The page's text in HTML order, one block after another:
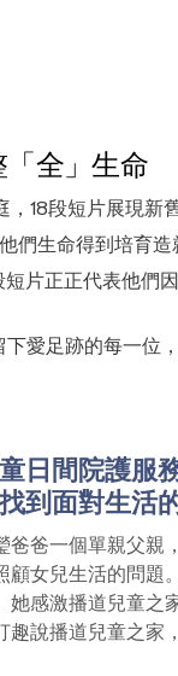
全」生命
18段短片展現
們生命得到培育
片正正代表他們
愛足跡的每一位
日間院護服
找到面對生活
爸爸一個單親父親
顧女兒生活的問題
她感激播道兒童之
趣說播道兒童之家